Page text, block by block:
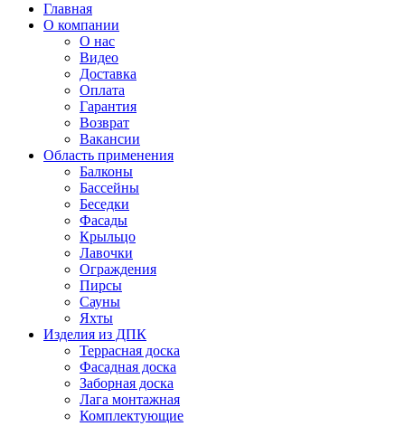
Главная
О компании
О нас
Видео
Доставка
Оплата
Гарантия
Возврат
Вакансии
Область применения
Балконы
Бассейны
Беседки
Фасады
Крыльцо
Лавочки
Ограждения
Пирсы
Сауны
Яхты
Изделия из ДПК
Террасная доска
Фасадная доска
Заборная доска
Лага монтажная
Комплектующие